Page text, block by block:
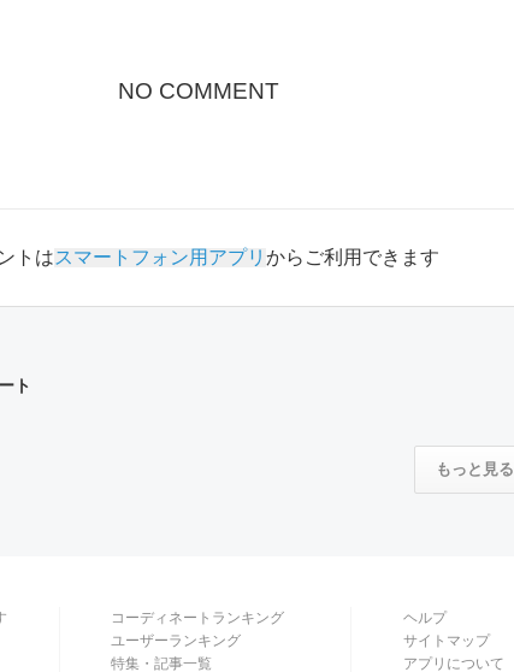
NO COMMENT
トはスマートフォン用アプリ からご利用できます
ト
もっと見る
コーディネートランキング
ユーザーランキング
特集・記事一覧
ヘルプ
サイトマップ
アプリについて